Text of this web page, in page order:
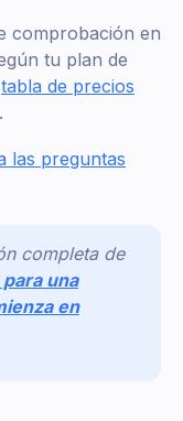
comprobación en
tu plan de
tabla de precios
las preguntas
completa de
una
en